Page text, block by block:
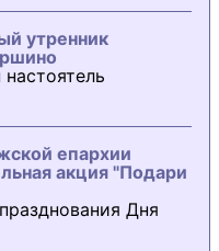
утренник
епархии
акция "Подари
Дня